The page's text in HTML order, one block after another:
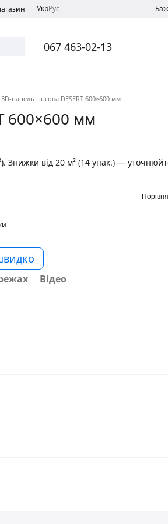
УкрРус
067 463-02-13
3D-панель гіпсова DESERT 600×600 мм
600×600 мм
Знижки від 20 м² (14 упак.) —
Відео